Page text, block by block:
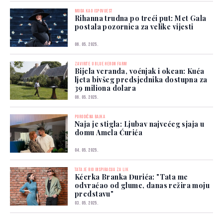
MODA KAO ISPOVIJEST
Rihanna trudna po treći put: Met Gala
postala pozornica za velike vijesti
06. 05. 2025.
ZAVIRITE U BLUE HERON FARM
Bijela veranda, voćnjak i okean: Kuća
ljeta bivšeg predsjednika dostupna za
39 miliona dolara
06. 05. 2025.
PORODIČNA BAJKA
Naja je stigla: Ljubav najvećeg sjaja u
domu Amela Ćurića
04. 05. 2025.
TATA JE BIO INSPIRACIJA ZA LIK
Kćerka Branka Đurića: "Tata me
odvraćao od glume, danas režira moju
predstavu"
03. 05. 2025.